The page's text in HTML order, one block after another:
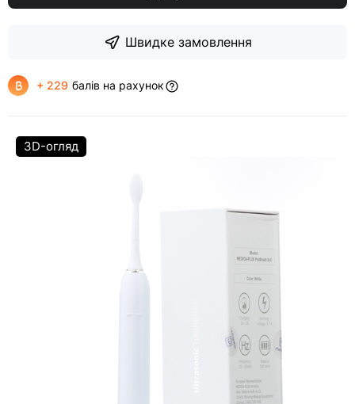
Швидке замовлення
+ 229 балів на рахунок
3D-огляд